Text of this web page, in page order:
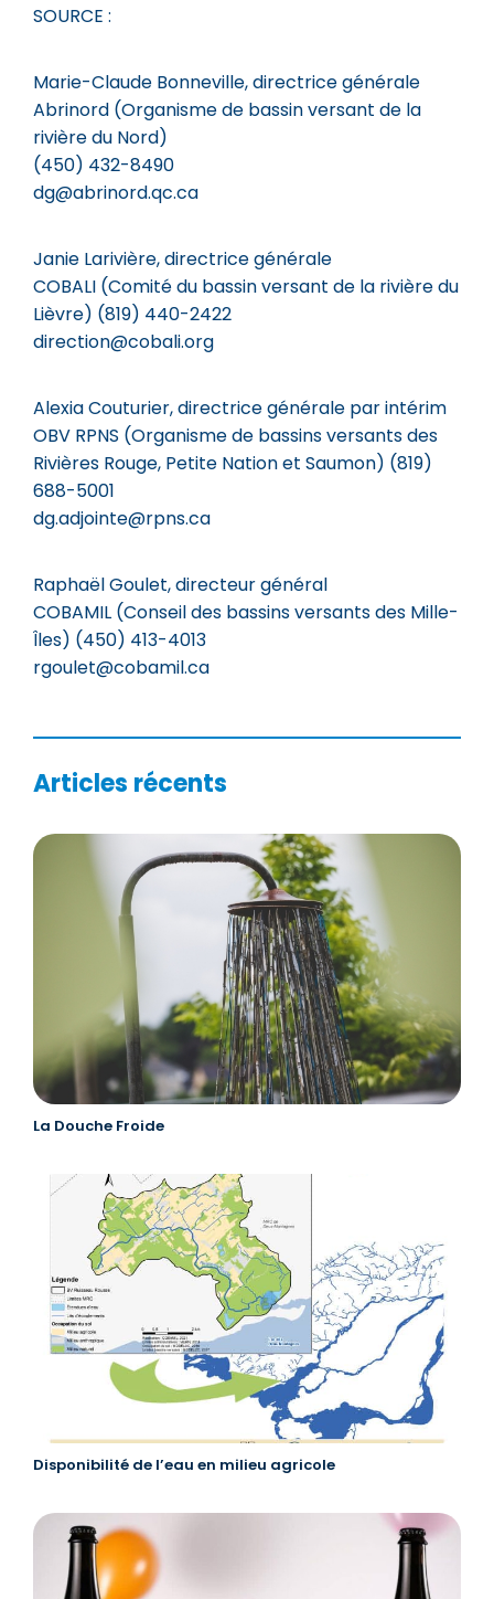
SOURCE :
Marie-Claude Bonneville, directrice générale
Abrinord (Organisme de bassin versant de la
rivière du Nord)
(450) 432-8490
dg@abrinord.qc.ca
Janie Larivière, directrice générale
COBALI (Comité du bassin versant de la rivière du
Lièvre) (819) 440-2422
direction@cobali.org
Alexia Couturier, directrice générale par intérim
OBV RPNS (Organisme de bassins versants des
Rivières Rouge, Petite Nation et Saumon) (819)
688-5001
dg.adjointe@rpns.ca
Raphaël Goulet, directeur général
COBAMIL (Conseil des bassins versants des Mille-
Îles) (450) 413-4013
rgoulet@cobamil.ca
Articles récents
La Douche Froide
Disponibilité de l’eau en milieu agricole